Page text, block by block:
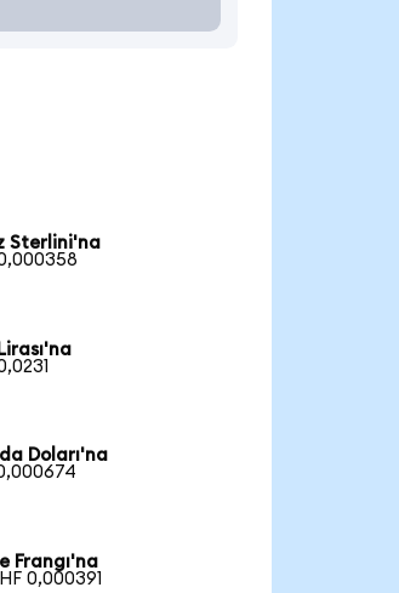
Sterlini'na
Doları'na
Frangı'na
0,000391